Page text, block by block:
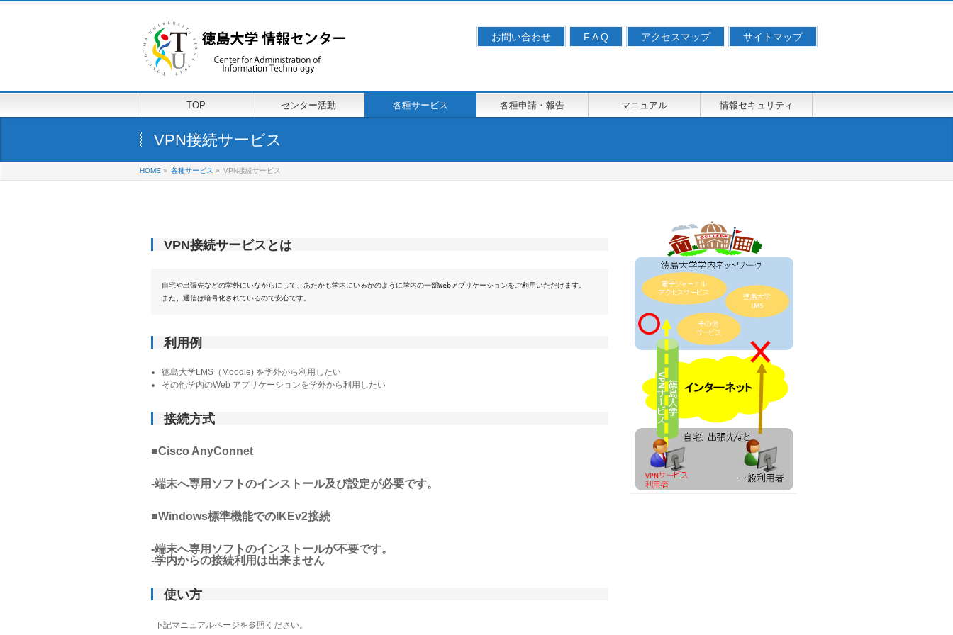
お問い合わせ F A Q アクセスマップ サイトマップ
TOP センター活動 各種サービス 各種申請・報告 マニュアル 情報セキュリティ
VPN接続サービス
HOME » 各種サービス » VPN接続サービス
VPN接続サービスとは
自宅や出張先などの学外にいながらにして、あたかも学内にいるかのように学内の一部Webアプリケーションをご利用いただけます。
また、通信は暗号化されているので安心です。
利用例
徳島大学LMS（Moodle) を学外から利用したい
その他学内のWeb アプリケーションを学外から利用したい
接続方式
■Cisco AnyConnet
-端末へ専用ソフトのインストール及び設定が必要です。
■Windows標準機能でのIKEv2接続
-端末へ専用ソフトのインストールが不要です。
-学内からの接続利用は出来ません
使い方
下記マニュアルページを参照ください。